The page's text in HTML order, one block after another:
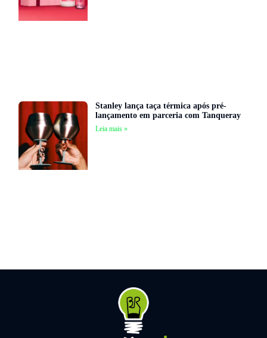
Stanley lança taça térmica após pré-
lançamento em parceria com Tanqueray
Leia mais »